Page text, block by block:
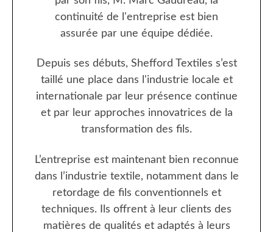
continuité de l'entreprise est bien
assurée par une équipe dédiée.
Depuis ses débuts, Shefford Textiles s’est
taillé une place dans l'industrie locale et
internationale par leur présence continue
et par leur approches innovatrices de la
transformation des fils.
L’entreprise est maintenant bien reconnue
dans l’industrie textile, notamment dans le
retordage de fils conventionnels et
techniques. Ils offrent à leur clients des
matières de qualités et adaptés à leurs